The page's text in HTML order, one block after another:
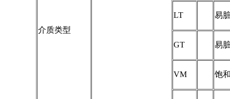
介质类型
LT 易
GT 易
VM 饱